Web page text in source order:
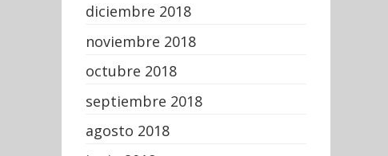
diciembre 2018
noviembre 2018
octubre 2018
septiembre 2018
agosto 2018